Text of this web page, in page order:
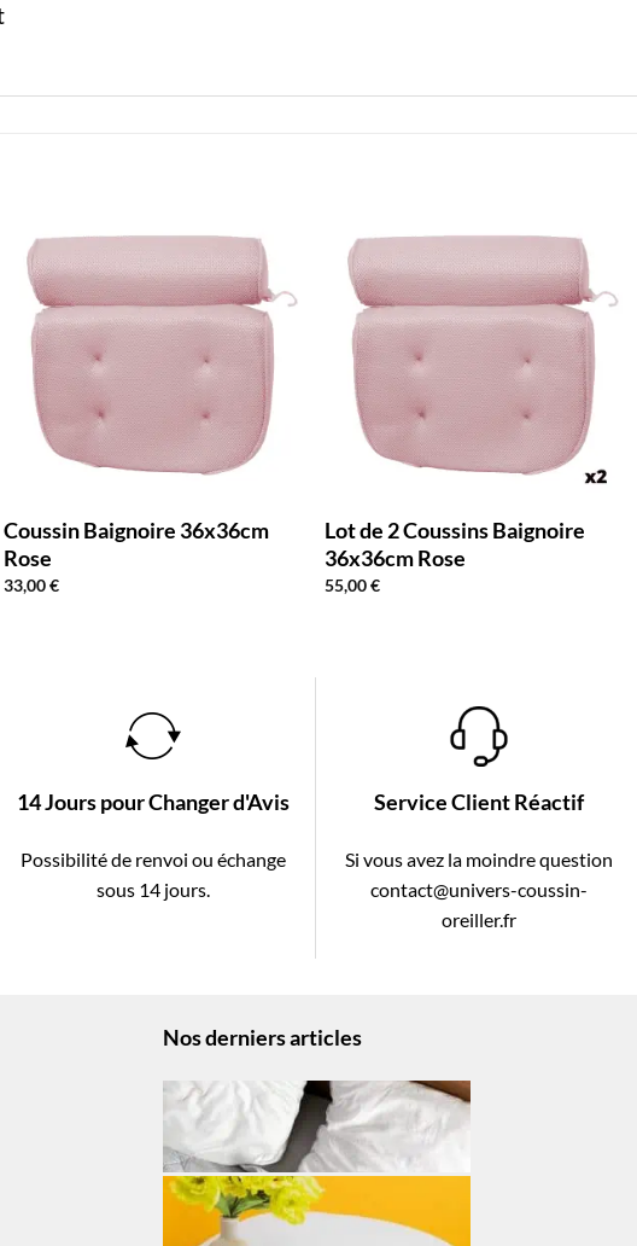
Coussin Baignoire 36x36cm
Rose
33,00€
Lot de 2 Coussins Baignoire
36x36cm Rose
55,00€
14 Jours pour Changer d'Avis
Possibilité de renvoi ou échange
sous 14 jours.
Service Client Réactif
Si vous avez la moindre question
contact@univers-coussin-
oreiller.fr
Nos derniers articles